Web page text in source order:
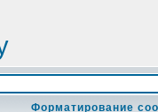
Форматирование